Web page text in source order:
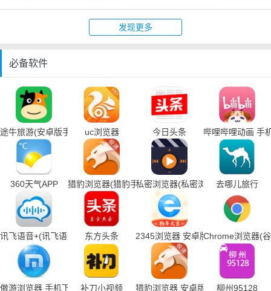
发现更多
必备软件
途牛旅游(安卓版手机下载)uc浏览器 今日头条 哔哩哔哩动画 手
360天气APP 猎豹浏览器(猎豹手机浏览器下载)私密浏览器(私密浏览器手机下载)
去哪儿旅行
讯飞语音+(讯飞语音输入法手机下载)
东方头条 2345浏览器 安卓版Chrome浏览器(
傲游浏览器 手机下载 补刀小视频 猎豹浏览器 安卓版 柳州95128